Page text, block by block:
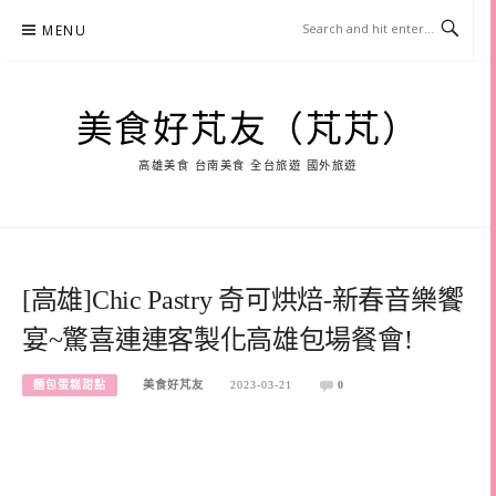
MENU
美食好芃友（芃芃）
高雄美食 台南美食 全台旅遊 國外旅遊
[高雄]Chic Pastry 奇可烘焙-新春音樂饗
宴~驚喜連連客製化高雄包場餐會!
麵包蛋糕甜點 美食好芃友 2023-03-21 0